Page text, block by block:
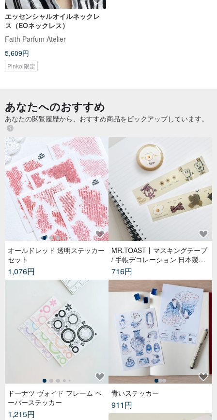
エッセンシャルオイルネックレ
ス（EOネックレス）
Faith Parfum Atelier
5,609円
Pinkoi限定
あなたへのおすすめ
あなたの閲覧履歴から、おすすめ商品をピックアップしています。
オールドレッド 透明ステッカー
セット
1,076円
ドーナツ ヴォイド フレーム ペ
ーパーステッカー
1,215円
MR.TOAST丨マスキングテープ
/ 手帳デコレーション 日本製和
紙 幅3cm – ブレックファストフ
レンズ
716円
青いステッカー
911円